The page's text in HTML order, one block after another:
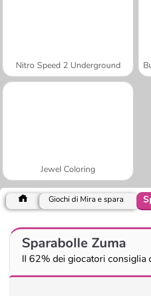
Nitro Speed 2 Underground
Jewel Coloring
Giochi di Mira e spara
Sparabolle Zuma
Il 62% dei giocatori consiglia